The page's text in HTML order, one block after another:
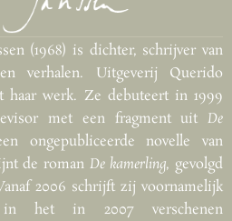
(1968) is dichter, schrijver van
verhalen. Uitgeverij Querido
haar werk. Ze debuteert in 1999
met een fragment uit De
ongepubliceerde novelle van
de romanDe kamerling, gevolgd
2006 schrijft zij voornamelijk
in het in 2007 verschenen